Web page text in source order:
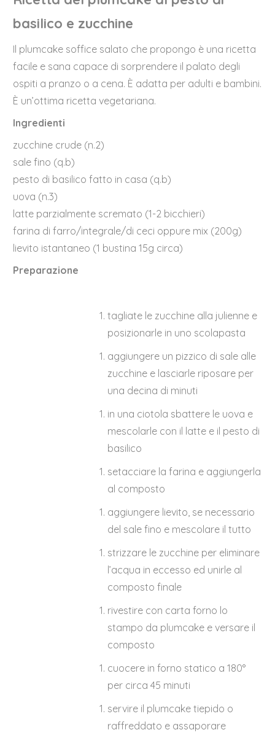
basilico e zucchine
Il plumcake soffice salato che propongo è una ricetta
facile e sana capace di sorprendere il palato degli
ospiti a pranzo o a cena. È adatta per adulti e bambini.
È un’ottima ricetta vegetariana.
Ingredienti
zucchine crude (n.2)
sale fino (q.b)
pesto di basilico fatto in casa (q.b)
uova (n.3)
latte parzialmente scremato (1-2 bicchieri)
farina di farro/integrale/di ceci oppure mix (200g)
lievito istantaneo (1 bustina 15g circa)
Preparazione
tagliate le zucchine alla julienne e
posizionarle in uno scolapasta
aggiungere un pizzico di sale alle
zucchine e lasciarle riposare per
una decina di minuti
in una ciotola sbattere le uova e
mescolarle con il latte e il pesto di
basilico
setacciare la farina e aggiungerla
al composto
aggiungere lievito, se necessario
del sale fino e mescolare il tutto
strizzare le zucchine per eliminare
l’acqua in eccesso ed unirle al
composto finale
rivestire con carta forno lo
stampo da plumcake e versare il
composto
cuocere in forno statico a 180°
per circa 45 minuti
servire il plumcake tiepido o
raffreddato e assaporare